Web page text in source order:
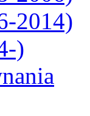
2014)
)